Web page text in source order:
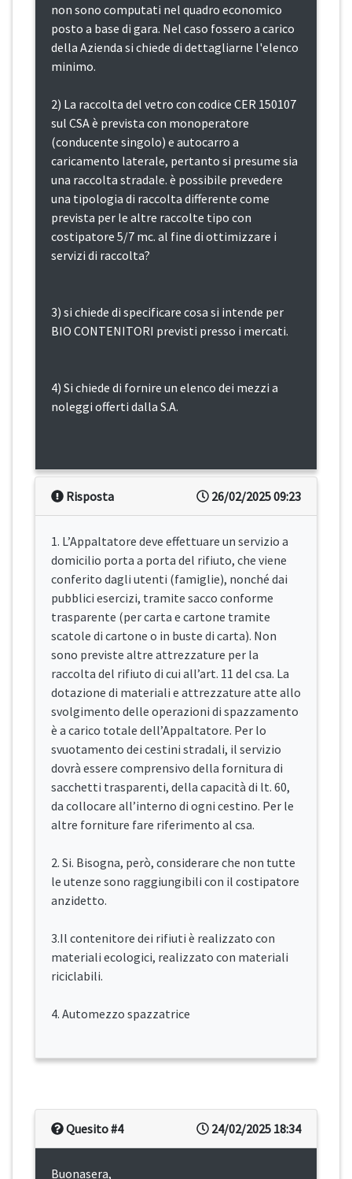
non sono computati nel quadro economico
posto a base di gara. Nel caso fossero a carico
della Azienda si chiede di dettagliarne l'elenco
minimo.
2) La raccolta del vetro con codice CER 150107
sul CSA è prevista con monoperatore
(conducente singolo) e autocarro a
caricamento laterale, pertanto si presume sia
una raccolta stradale. è possibile prevedere
una tipologia di raccolta differente come
prevista per le altre raccolte tipo con
costipatore 5/7 mc. al fine di ottimizzare i
servizi di raccolta?
3) si chiede di specificare cosa si intende per
BIO CONTENITORI previsti presso i mercati.
4) Si chiede di fornire un elenco dei mezzi a
noleggi offerti dalla S.A.
26/02/2025 09:23
Risposta
1. L’Appaltatore deve effettuare un servizio a
domicilio porta a porta del rifiuto, che viene
conferito dagli utenti (famiglie), nonché dai
pubblici esercizi, tramite sacco conforme
trasparente (per carta e cartone tramite
scatole di cartone o in buste di carta). Non
sono previste altre attrezzature per la
raccolta del rifiuto di cui all’art. 11 del csa. La
dotazione di materiali e attrezzature atte allo
svolgimento delle operazioni di spazzamento
è a carico totale dell’Appaltatore. Per lo
svuotamento dei cestini stradali, il servizio
dovrà essere comprensivo della fornitura di
sacchetti trasparenti, della capacità di lt. 60,
da collocare all’interno di ogni cestino. Per le
altre forniture fare riferimento al csa.
2. Si. Bisogna, però, considerare che non tutte
le utenze sono raggiungibili con il costipatore
anzidetto.
3.Il contenitore dei rifiuti è realizzato con
materiali ecologici, realizzato con materiali
riciclabili.
4. Automezzo spazzatrice
24/02/2025 18:34
Quesito #4
Buonasera,